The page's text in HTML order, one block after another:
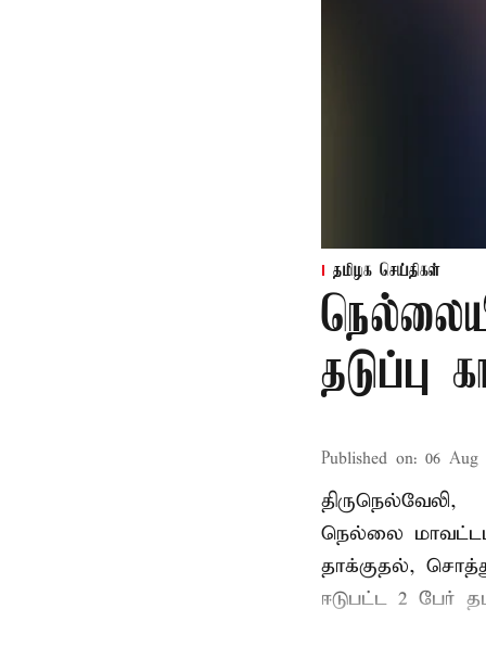
தமிழக செய்திகள்
தடுப்பு
Published on: 06 Aug
திருநெல்வேலி,
நெல்லை
தாக்குதல்,
ஈடுபட்ட 2 பேர்